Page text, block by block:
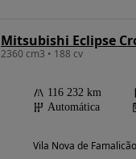
Mitsubishi Eclipse
2360 cm3 • 188 cv
116 232 km
Automática
Vila Nova de